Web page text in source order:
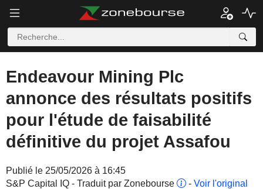
Endeavour Mining Plc
annonce des résultats positifs
pour l'étude de faisabilité
définitive du projet Assafou
Publié le 25/05/2026 à 16:45
S&P Capital IQ - Traduit par Zonebourse
- Voir l'original